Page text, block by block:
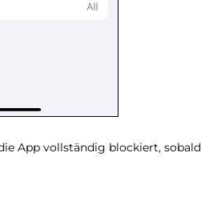
App vollständig blockiert, sobald